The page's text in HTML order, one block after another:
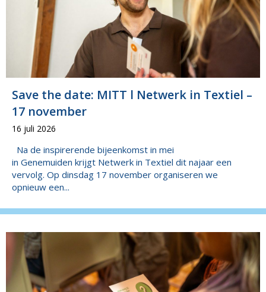
Save the date: MITT l Netwerk in Textiel –
17 november
16 juli 2026
Na de inspirerende bijeenkomst in mei
in Genemuiden krijgt Netwerk in Textiel dit najaar een
vervolg. Op dinsdag 17 november organiseren we
opnieuw een...